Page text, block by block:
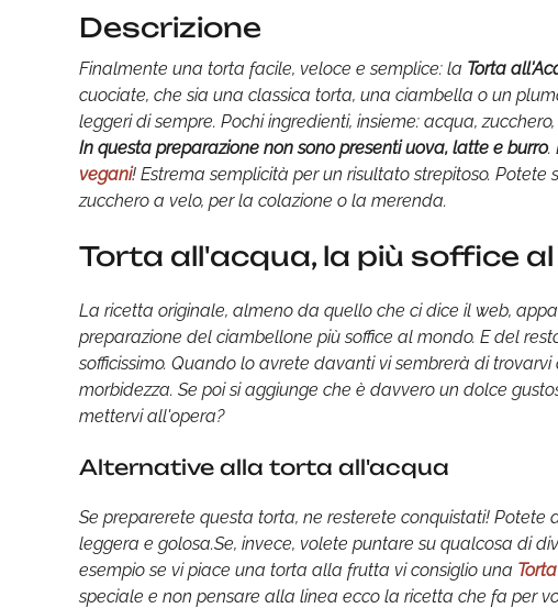
Descrizione
Finalmente una torta facile, veloce e semplice: la Torta
cuociate, che sia una classica torta, una ciambella o un
leggeri di sempre. Pochi ingredienti, insieme: acqua,
In questa preparazione non sono presenti uova, latte e burro.
vegani! Estrema semplicità per un risultato strepitoso.
zucchero a velo, per la colazione o la merenda.
Torta all'acqua, la più soffice
La ricetta originale, almeno da quello che ci dice il web,
preparazione del ciambellone più soffice al mondo. E del
sofficissimo. Quando lo avrete davanti vi sembrerà di
morbidezza. Se poi si aggiunge che è davvero un dolce
mettervi all'opera?
Alternative alla torta all'acqua
Se preparerete questa torta, ne resterete conquistati! Potete
leggera e golosa.Se, invece, volete puntare su qualcosa di
esempio se vi piace una torta alla frutta vi consiglio una
speciale e non pensare alla linea ecco la ricetta che fa per